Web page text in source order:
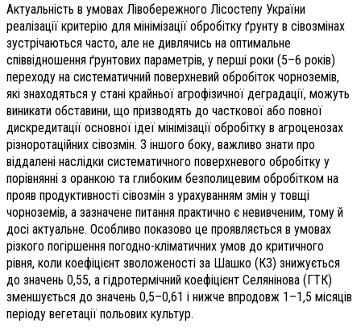
Актуальність в умовах Лівобережного Лісостепу України
реалізації критерію для мінімізації обробітку ґрунту в сівозмінах
зустрічаються часто, але не дивлячись на оптимальне
співвідношення ґрунтових параметрів, у перші роки (5–6 років)
переходу на систематичний поверхневий обробіток чорноземів,
які знаходяться у стані крайньої агрофізичної деградації, можуть
виникати обставини, що призводять до часткової або повної
дискредитації основної ідеї мінімізації обробітку в агроценозах
різноротаційних сівозмін. З іншого боку, важливо знати про
віддалені наслідки систематичного поверхневого обробітку у
порівнянні з оранкою та глибоким безполицевим обробітком на
прояв продуктивності сівозмін з урахуванням змін у товщі
чорноземів, а зазначене питання практично є невивченим, тому й
досі актуальне. Особливо показово це проявляється в умовах
різкого погіршення погодно-кліматичних умов до критичного
рівня, коли коефіцієнт зволоженості за Шашко (КЗ) знижується
до значень 0,55, а гідротермічний коефіцієнт Селянінова (ГТК)
зменшується до значень 0,5–0,61 і нижче впродовж 1–1,5 місяців
періоду вегетації польових культур.